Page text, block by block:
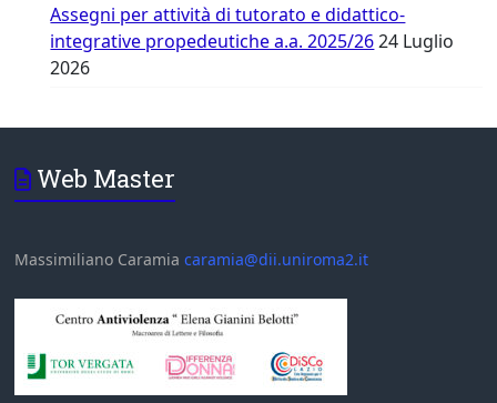
Assegni per attività di tutorato e didattico-
integrative propedeutiche a.a. 2025/26 24 Luglio
2026
Web Master
Massimiliano Caramiacaramia@dii.uniroma2.it